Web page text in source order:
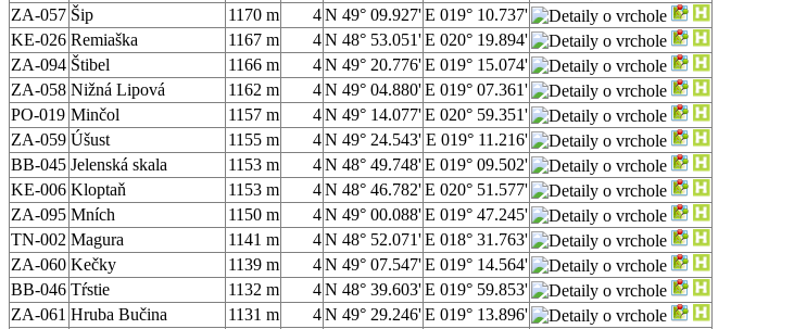
ZA-057 Šip 1170 m 4N 49° 09.927'E 019° 10.737'
KE-026 Remiaška 1167 m 4N 48° 53.051'E 020° 19.894'
ZA-094 Štibel 1166 m 4N 49° 20.776'E 019° 15.074'
ZA-058 Nižná Lipová 1162 m 4N 49° 04.880'E 019° 07.361'
PO-019 Minčol 1157 m 4N 49° 14.077'E 020° 59.351'
ZA-059 Úšust 1155 m 4N 49° 24.543' E 019° 11.216'
BB-045 Jelenská skala 1153 m 4N 48° 49.748'E 019° 09.502'
KE-006 Kloptaň 1153 m 4N 48° 46.782'E 020° 51.577'
ZA-095 Mních 1150 m 4N 49° 00.088'E 019° 47.245'
TN-002 Magura 1141 m 4N 48° 52.071'E 018° 31.763'
ZA-060 Kečky 1139 m 4N 49° 07.547'E 019° 14.564'
BB-046 Tŕstie 1132 m 4N 48° 39.603'E 019° 59.853'
ZA-061 Hruba Bučina 1131 m 4N 49° 29.246'E 019° 13.896'